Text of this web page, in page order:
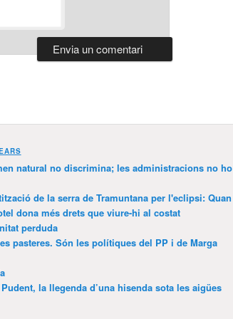
natural no discrimina; les administracions no ho
de la serra de Tramuntana per l'eclipsi: Quan
dona més drets que viure-hi al costat
perduda
pasteres. Són les polítiques del PP i de Marga
Pudent, la llegenda d’una hisenda sota les aigües